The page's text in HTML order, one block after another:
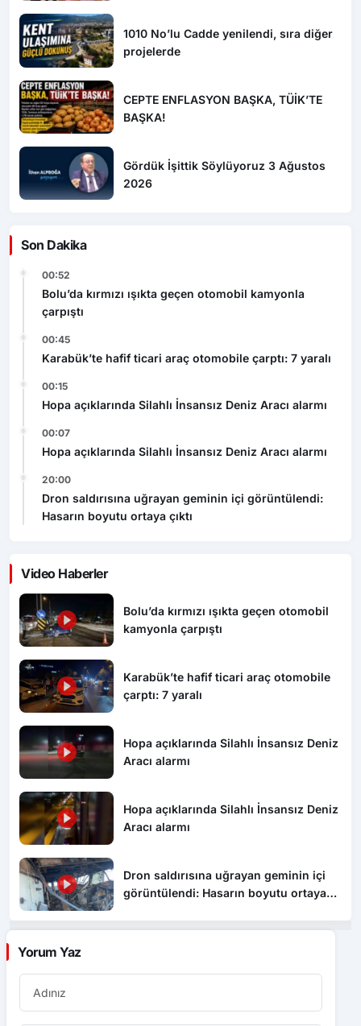
1010 No’lu Cadde yenilendi, sıra diğer
projelerde
CEPTE ENFLASYON BAŞKA, TÜİK’TE
BAŞKA!
Gördük İşittik Söylüyoruz 3 Ağustos
2026
Son Dakika
00:52
Bolu’da kırmızı ışıkta geçen otomobil kamyonla
çarpıştı
00:45
Karabük’te hafif ticari araç otomobile çarptı: 7 yaralı
00:15
Hopa açıklarında Silahlı İnsansız Deniz Aracı alarmı
00:07
Hopa açıklarında Silahlı İnsansız Deniz Aracı alarmı
20:00
Dron saldırısına uğrayan geminin içi görüntülendi:
Hasarın boyutu ortaya çıktı
Video Haberler
Bolu’da kırmızı ışıkta geçen otomobil
kamyonla çarpıştı
Karabük’te hafif ticari araç otomobile
çarptı: 7 yaralı
Hopa açıklarında Silahlı İnsansız Deniz
Aracı alarmı
Hopa açıklarında Silahlı İnsansız Deniz
Aracı alarmı
Dron saldırısına uğrayan geminin içi
görüntülendi: Hasarın boyutu ortaya
Yorum Yaz